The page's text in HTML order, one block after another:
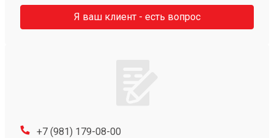
Я ваш клиент - есть вопрос
+7 (981) 179-08-00